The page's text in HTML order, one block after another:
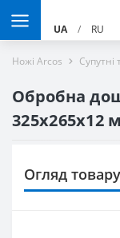
UA / RU
Ножі Arcos Супутні
Обробна
325х265х12
Огляд товару